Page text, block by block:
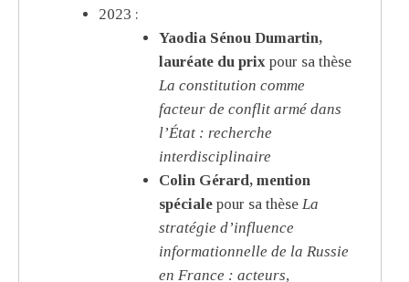
2023 :
Yaodia Sénou Dumartin,
lauréate du prix pour sa thèse
La constitution comme
facteur de conflit armé dans
l’État : recherche
interdisciplinaire
Colin Gérard, mention
spécialepour sa thèse La
stratégie d’influence
informationnelle de la Russie
en France : acteurs,